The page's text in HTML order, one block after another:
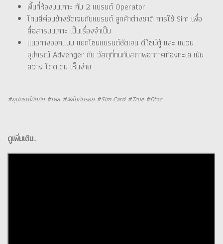
พื้นที่ห้องบนเกาะ กับ 2 แบรนด์ Operator
โทนสีค่อนข้างชัดเจนกับแบรนด์ ลูกค้าต่างชาติ การใช้ Sim เพื่อ
สื่อสารบนเกาะ เป็นเรื่องจำเป็น
แนวทางออกแบบ แยกโซนแบรนด์ชัดเจน ดีไซน์ตู้ และ แขวน
อุปกรณ์ Advenger กับ วัสดุที่ทนกับสภาพอากาศท้องทะเล เน้น
สว่าง โดดเด่น เห็นง่าย
#อุปกรณ์มือถือ #เคส #ฟิล์มกันรอย #Sim Card #True #Dtac
ดูเพิ่มเติม..